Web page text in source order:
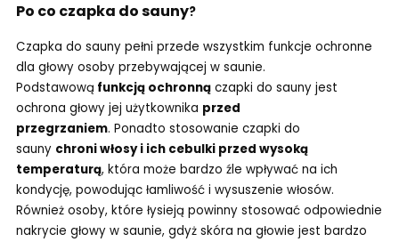
Po co czapka do sauny?
Czapka do sauny pełni przede wszystkim funkcje ochronne
dla głowy osoby przebywającej w saunie.
Podstawową funkcją ochronną czapki do sauny jest
ochrona głowy jej użytkownika przed
przegrzaniem. Ponadto stosowanie czapki do
sauny chroni włosy i ich cebulki przed wysoką
temperaturą, która może bardzo źle wpływać na ich
kondycję, powodując łamliwość i wysuszenie włosów.
Również osoby, które łysieją powinny stosować odpowiednie
nakrycie głowy w saunie, gdyż skóra na głowie jest bardzo